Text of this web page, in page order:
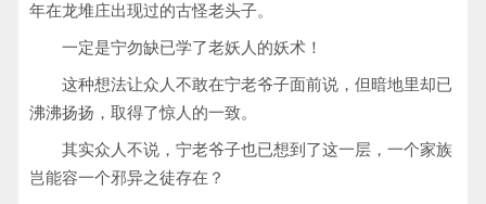
年在龙堆庄出现过的古怪老头子。
一定是宁勿缺已学了老妖人的妖术！
这种想法让众人不敢在宁老爷子面前说，但暗地里却已
沸沸扬扬，取得了惊人的一致。
其实众人不说，宁老爷子也已想到了这一层，一个家族
岂能容一个邪异之徒存在？